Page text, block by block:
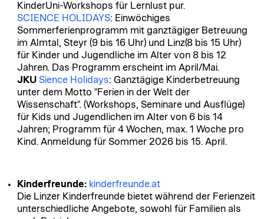
KinderUni-Workshops für Lernlust pur.
SCIENCE HOLIDAYS: Einwöchiges
Sommerferienprogramm mit ganztägiger Betreuung
im Almtal, Steyr (9 bis 16 Uhr) und Linz(8 bis 15 Uhr)
für Kinder und Jugendliche im Alter von 8 bis 12
Jahren. Das Programm erscheint im April/Mai.
JKU Sience Holidays: Ganztägige Kinderbetreuung
unter dem Motto "Ferien in der Welt der
Wissenschaft". (Workshops, Seminare und Ausflüge)
für Kids und Jugendlichen im Alter von 6 bis 14
Jahren; Programm für 4 Wochen, max. 1 Woche pro
Kind. Anmeldung für Sommer 2026 bis 15. April.
Kinderfreunde: kinderfreunde.at
Die Linzer Kinderfreunde bietet während der Ferienzeit
unterschiedliche Angebote, sowohl für Familien als